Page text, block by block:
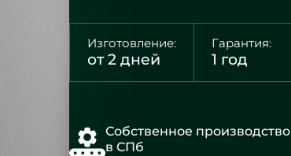
Изготовление:
от 2 дней
Гарантия:
1 год
Собственное производство
в СПб